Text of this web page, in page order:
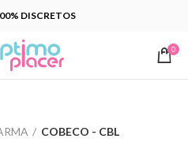
DISCRETOS
0
COBECO - CBL